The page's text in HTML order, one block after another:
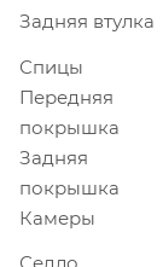
Задняя втулка
Спицы
Передняя
покрышка
Задняя
покрышка
Камеры
Седло